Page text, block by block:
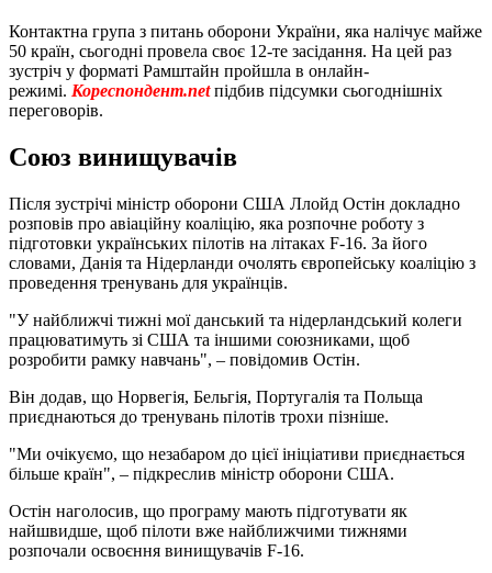
Контактна група з питань оборони України, яка налічує майже
50 країн, сьогодні провела своє 12-те засідання. На цей раз
зустріч у форматі Рамштайн пройшла в онлайн-
режимі. Кореспондент.netпідбив підсумки сьогоднішніх
переговорів.
Союз винищувачів
Після зустрічі міністр оборони США Ллойд Остін докладно
розповів про авіаційну коаліцію, яка розпочне роботу з
підготовки українських пілотів на літаках F-16. За його
словами, Данія та Нідерланди очолять європейську коаліцію з
проведення тренувань для українців.
"У найближчі тижні мої данський та нідерландський колеги
працюватимуть зі США та іншими союзниками, щоб
розробити рамку навчань", – повідомив Остін.
Він додав, що Норвегія, Бельгія, Португалія та Польща
приєднаються до тренувань пілотів трохи пізніше.
"Ми очікуємо, що незабаром до цієї ініціативи приєднається
більше країн", – підкреслив міністр оборони США.
Остін наголосив, що програму мають підготувати як
найшвидше, щоб пілоти вже найближчими тижнями
розпочали освоєння винищувачів F-16.